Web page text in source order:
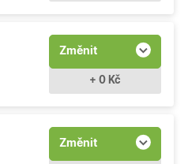
Změnit
+ 0 Kč
Změnit